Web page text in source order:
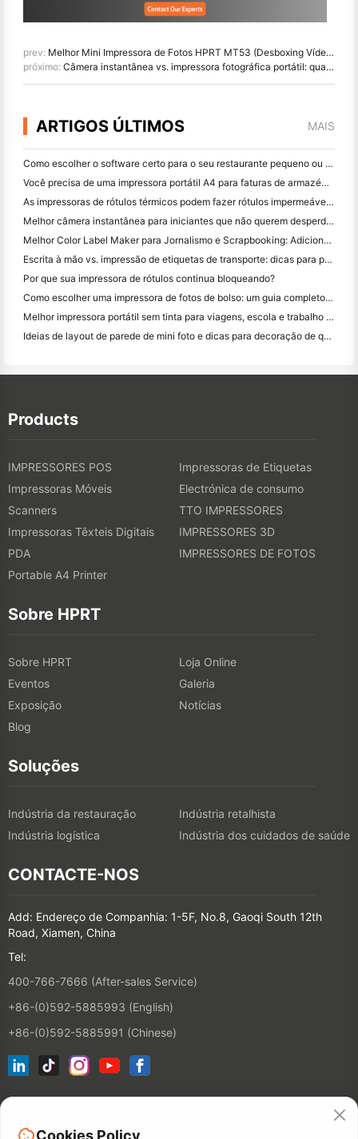
prev: Melhor Mini Impressora de Fotos HPRT MT53 (Desboxing Vídeo Incluído)
próximo: Câmera instantânea vs. impressora fotográfica portátil: qual é o melhor para você?
ARTIGOS ÚLTIMOS MAIS
Como escolher o software certo para o seu restaurante pequeno ou médio
Você precisa de uma impressora portátil A4 para faturas de armazém? O que realmente funciona
As impressoras de rótulos térmicos podem fazer rótulos impermeáveis ​​para produtos de pequenas empresas?
Melhor câmera instantânea para iniciantes que não querem desperdiçar papel
Melhor Color Label Maker para Jornalismo e Scrapbooking: Adicione Mais Cor a Cada Página
Escrita à mão vs. impressão de etiquetas de transporte: dicas para pequenas empresas em 2026
Por que sua impressora de rótulos continua bloqueando?
Como escolher uma impressora de fotos de bolso: um guia completo para usuários de jornal, viagens e iPhone
Melhor impressora portátil sem tinta para viagens, escola e trabalho móvel: Hanin MT620 Pro Review
Ideias de layout de parede de mini foto e dicas para decoração de quarto e dormitório
Products
IMPRESSORES POS
Impressoras de Etiquetas
Impressoras Móveis
Electrónica de consumo
Scanners
TTO IMPRESSORES
Impressoras Têxteis Digitais
IMPRESSORES 3D
PDA
IMPRESSORES DE FOTOS
Portable A4 Printer
Sobre HPRT
Sobre HPRT
Loja Online
Eventos
Galeria
Exposição
Notícias
Blog
Soluções
Indústria da restauração
Indústria retalhista
Indústria logística
Indústria dos cuidados de saúde
CONTACTE-NOS
Add: Endereço de Companhia: 1-5F, No.8, Gaoqi South 12th
Road, Xiamen, China
Tel:
400-766-7666 (After-sales Service)
+86-(0)592-5885993 (English)
+86-(0)592-5885991 (Chinese)
Cookies Policy